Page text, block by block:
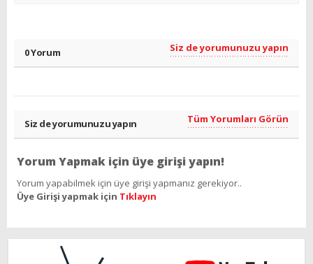
0 Yorum Siz de yorumunuzu yapın
Siz de yorumunuzu yapın Tüm Yorumları Görün
Yorum Yapmak için üye girişi yapın!
Yorum yapabilmek için üye girişi yapmanız gerekiyor..
Üye Girişi yapmak için Tıklayın